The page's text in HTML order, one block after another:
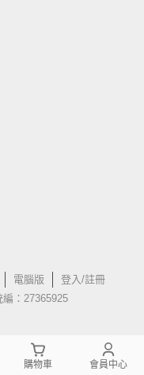
電腦版
登入/註冊
：27365925
購物車 會員中心